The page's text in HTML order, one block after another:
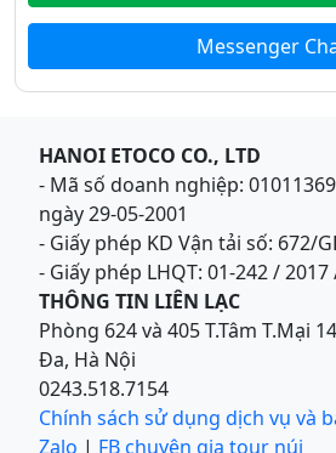
Messenger
HANOI ETOCO CO., LTD
- Mã số doanh nghiệp:
ngày 29-05-2001
- Giấy phép KD Vận tải số: 672/
- Giấy phép LHQT: 01-242 / 2017
THÔNG TIN LIÊN LẠC
Phòng 624 và 405 T.Tâm T.Mại
Đa, Hà Nội
0243.518.7154
Chính sách sử dụng dịch vụ và
Zalo | FB chuyên gia tour núi